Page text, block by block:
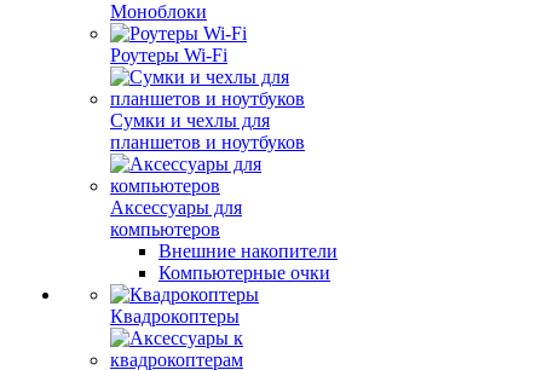
Моноблоки
Роутеры Wi-Fi
Сумки и чехлы для
планшетов и ноутбуков
Аксессуары для
компьютеров
Внешние накопители
Компьютерные очки
Квадрокоптеры